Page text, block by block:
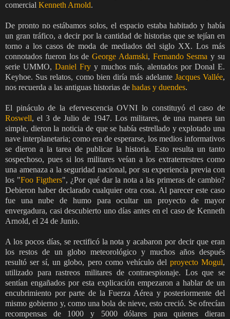
comercial Kenneth Arnold.
De pronto no estábamos solos, el espacio estaba habitado y había
un gran tráfico, a decir por la cantidad de historias que se tejían en
torno a los casos de moda de mediados del siglo XX. Los más
connotados fueron los deGeorge Adamski, Fernando Sesmay su
serie UMMO, Daniel Fry y muchos más, alentados por Donal E.
Keyhoe. Sus relatos, como bien diría más adelante Jacques Vallée,
nos recuerda a las antiguas historias de hadas y duendes.
El pináculo de la efervescencia OVNI lo constituyó el caso de
Roswell, el 3 de Julio de 1947. Los militares, de una manera tan
simple, dieron la noticia de que se había estrellado y explotado una
nave interplanetaria; como era de esperarse, los medios informativos
se dieron a la tarea de publicar la historia. Esto resulta un tanto
sospechoso, pues si los militares veían a los extraterrestres como
una amenaza a la seguridad nacional, por su experiencia previa con
los "Foo Figthers", ¿Por qué dar la nota a las primeras de cambio?
Debieron haber declarado cualquier otra cosa. Al parecer este caso
fue una nube de humo para ocultar un proyecto de mayor
envergadura, casi descubierto uno días antes en el caso de Kenneth
Arnold, el 24 de Junio.
A los pocos días, se rectificó la nota y acabaron por decir que eran
los restos de un globo meteorológico y muchos años después
resultó ser sí, un globo, pero como vehículo del proyecto Mogul,
utilizado para rastreos militares de contraespionaje. Los que se
sentían engañados por esta explicación empezaron a hablar de un
encubrimiento por parte de la Fuerza Aérea y posteriormente del
mismo gobierno y, como una bola de nieve, esto creció. Se ofrecían
recompensas de 1000 y 5000 dólares para quienes dieran